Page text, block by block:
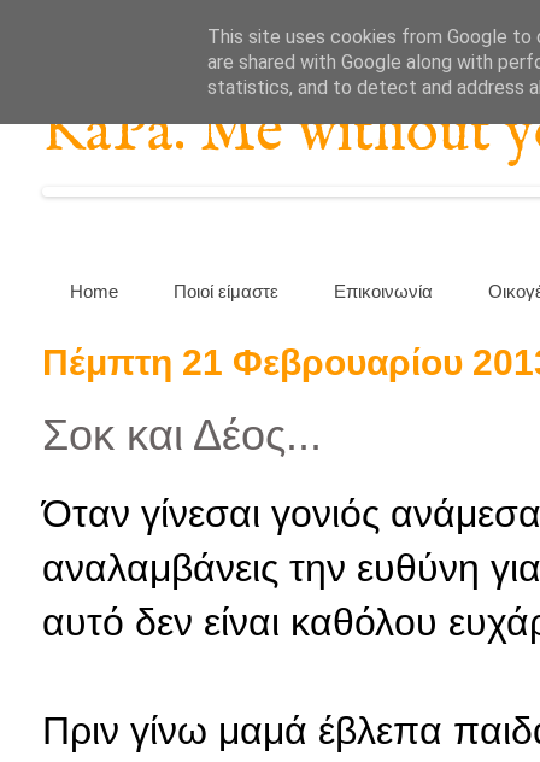
KaPa. Me without
Home Ποιοί είμαστε Επικοινωνία
Πέμπτη 21 Φεβρουαρίου
Σοκ και Δέος...
Όταν γίνεσαι γονιός
αναλαμβάνεις την ευθύνη
αυτό δεν είναι καθόλου
Πριν γίνω μαμά έβλεπα
This site uses cookies from Google to
are shared with Google along with
statistics, and to detect and address